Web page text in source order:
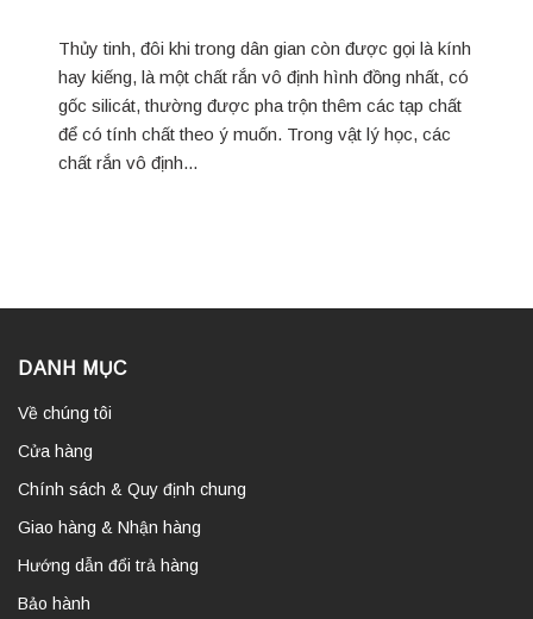
Thủy tinh, đôi khi trong dân gian còn được gọi là kính
hay kiếng, là một chất rắn vô định hình đồng nhất, có
gốc silicát, thường được pha trộn thêm các tạp chất
để có tính chất theo ý muốn. Trong vật lý học, các
chất rắn vô định...
DANH MỤC
Về chúng tôi
Cửa hàng
Chính sách & Quy định chung
Giao hàng & Nhận hàng
Hướng dẫn đổi trả hàng
Bảo hành